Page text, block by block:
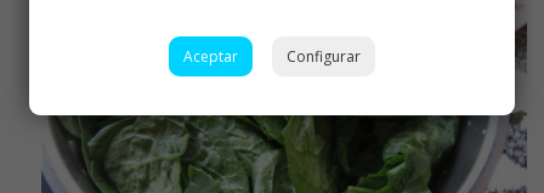
Aceptar Configurar